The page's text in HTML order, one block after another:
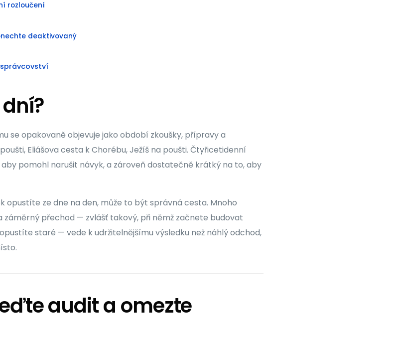
rozloučení
deaktivovaný
se opakovaně objevuje jako období zkoušky, přípravy a
Eliášova cesta k Chorébu, Ježíš na poušti. Čtyřicetidenní
pomohl narušit návyk, a zároveň dostatečně krátký na to, aby
opustíte ze dne na den, může to být správná cesta. Mnoho
záměrný přechod — zvlášť takový, při němž začnete budovat
staré — vede k udržitelnějšímu výsledku než náhlý odchod,
audit a omezte